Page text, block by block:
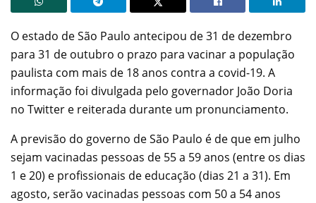
O estado de São Paulo antecipou de 31 de dezembro
para 31 de outubro o prazo para vacinar a população
paulista com mais de 18 anos contra a covid-19. A
informação foi divulgada pelo governador João Doria
no Twitter e reiterada durante um pronunciamento.
A previsão do governo de São Paulo é de que em julho
sejam vacinadas pessoas de 55 a 59 anos (entre os dias
1 e 20) e profissionais de educação (dias 21 a 31). Em
agosto, serão vacinadas pessoas com 50 a 54 anos